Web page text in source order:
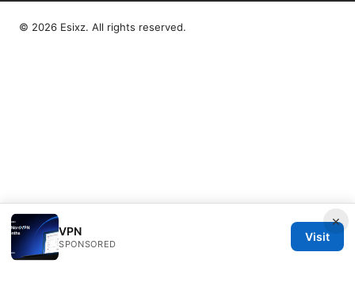
×
VPN
SPONSORED
Visit
© 2026 Esixz. All rights reserved.